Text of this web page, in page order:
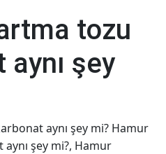
tozu
şey
aynı şey mi? Hamur
şey mi?, Hamur